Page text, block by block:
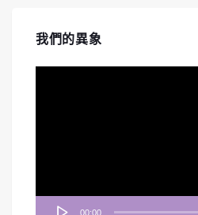
我們的異象
00:00